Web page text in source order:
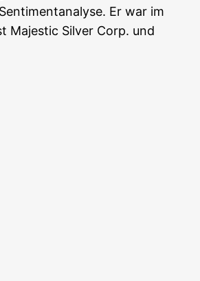
Er war im
Maje­s­tic Sil­ver Corp. und